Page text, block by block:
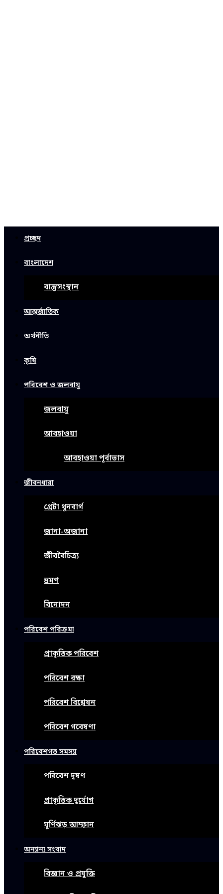
প্রচ্ছদ
বাংলাদেশ
বাস্তুসংস্থান
আন্তর্জাতিক
অর্থনীতি
কৃষি
পরিবেশ ও জলবায়ু
জলবায়ু
আবহাওয়া
আবহাওয়া পূর্বাভাস
জীবনধারা
গ্রেটা থুনবার্গ
জানা-অজানা
জীববৈচিত্র্য
ভ্রমণ
বিনোদন
পরিবেশ পরিক্রমা
প্রাকৃতিক পরিবেশ
পরিবেশ রক্ষা
পরিবেশ বিশ্লেষন
পরিবেশ গবেষণা
পরিবেশগত সমস্যা
পরিবেশ দূষণ
প্রাকৃতিক দুর্যোগ
ঘূর্ণিঝড় আম্ফান
অন্যান্য সংবাদ
বিজ্ঞান ও প্রযুক্তি